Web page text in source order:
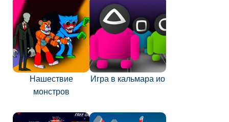
Нашествие
монстров
Игра в кальмара ио